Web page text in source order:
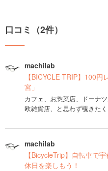
口コミ（2件）
machilab
【BICYCLE TRIP】100
宮」
カフェ、お惣菜店、ドーナ
欧雑貨店、と思わず覗きた
machilab
【BicycleTrip】自転車で
休日を楽しもう！